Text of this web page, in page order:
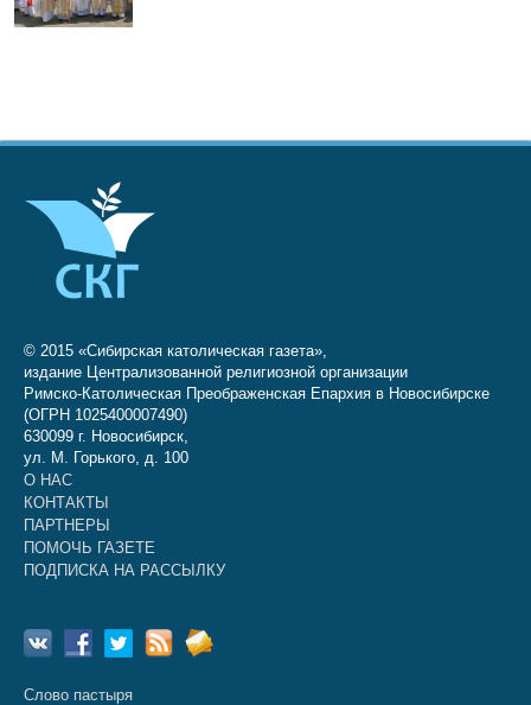
© 2015 «Сибирская католическая газета»,
издание Централизованной религиозной организации
Римско-Католическая Преображенская Епархия в Новосибирске
(ОГРН 1025400007490)
630099 г. Новосибирск,
ул. М. Горького, д. 100
О НАС
КОНТАКТЫ
ПАРТНЕРЫ
ПОМОЧЬ ГАЗЕТЕ
ПОДПИСКА НА РАССЫЛКУ
Слово пастыря